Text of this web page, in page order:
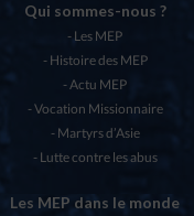
Qui sommes-nous ?
Les MEP
Histoire des MEP
Actu MEP
Vocation Missionnaire
Martyrs d’Asie
Lutte contre les abus
Les MEP dans le monde